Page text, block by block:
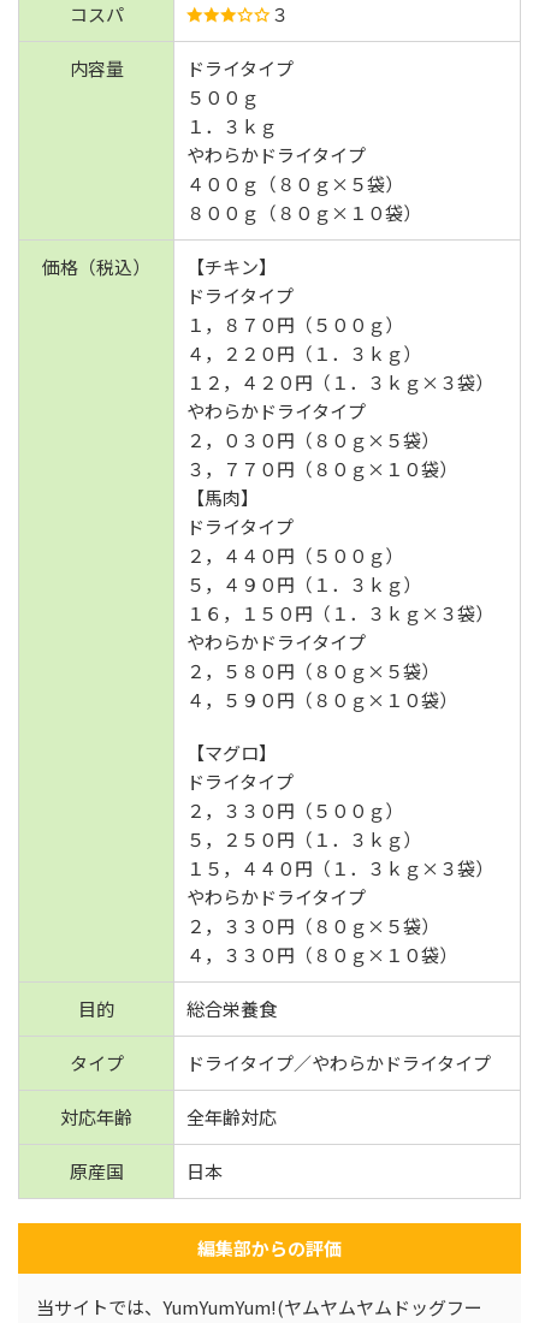
コスパ ３
内容量
ドライタイプ
５００ｇ
１．３ｋｇ
やわらかドライタイプ
４００ｇ（８０ｇ×５袋）
８００ｇ（８０ｇ×１０袋）
価格（税込）
【チキン】
ドライタイプ
１，８７０円（５００ｇ）
４，２２０円（１．３ｋｇ）
１２，４２０円（１．３ｋｇ×３袋）
やわらかドライタイプ
２，０３０円（８０ｇ×５袋）
３，７７０円（８０ｇ×１０袋）
【馬肉】
ドライタイプ
２，４４０円（５００ｇ）
５，４９０円（１．３ｋｇ）
１６，１５０円（１．３ｋｇ×３袋）
やわらかドライタイプ
２，５８０円（８０ｇ×５袋）
４，５９０円（８０ｇ×１０袋）
【マグロ】
ドライタイプ
２，３３０円（５００ｇ）
５，２５０円（１．３ｋｇ）
１５，４４０円（１．３ｋｇ×３袋）
やわらかドライタイプ
２，３３０円（８０ｇ×５袋）
４，３３０円（８０ｇ×１０袋）
目的 総合栄養食
タイプ ドライタイプ／やわらかドライタイプ
対応年齢 全年齢対応
原産国 日本
編集部からの評価
当サイトでは、YumYumYum!(ヤムヤムヤムドッグフー